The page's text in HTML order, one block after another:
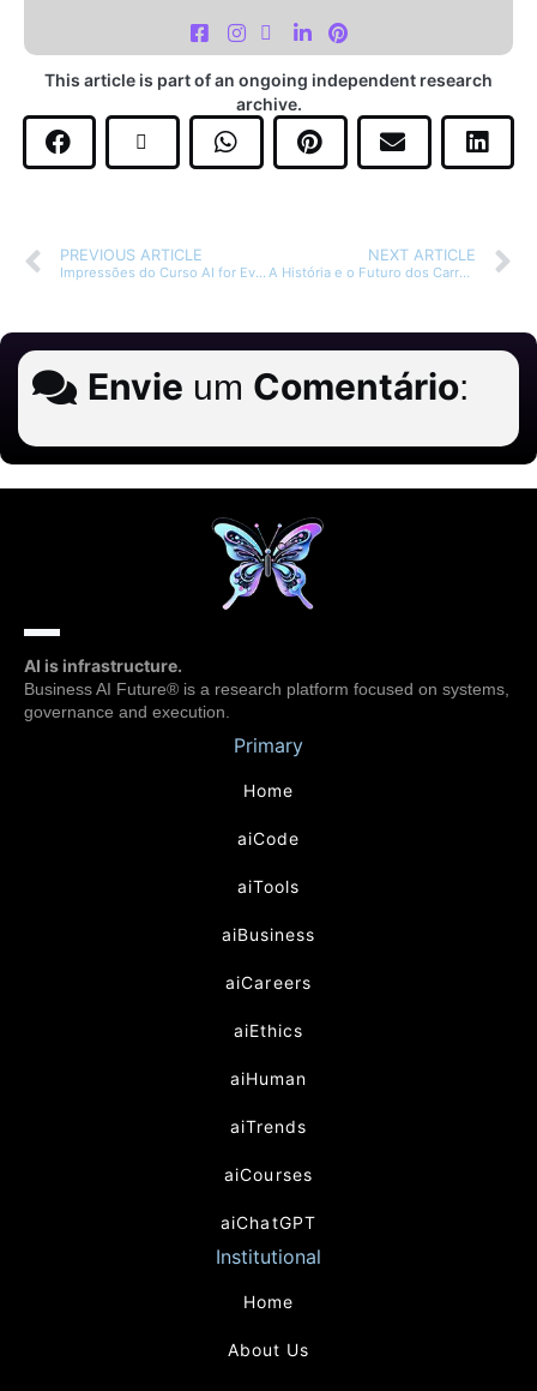
This article is part of an ongoing independent research
archive.
PREVIOUS ARTICLE
Impressões do Curso AI for Everyone
NEXT ARTICLE
A História e o Futuro dos Carros Autônomos
Envie um Comentário:
AI is infrastructure.
Business AI Future® is a research platform focused on systems,
governance and execution.
Primary
Home
aiCode
aiTools
aiBusiness
aiCareers
aiEthics
aiHuman
aiTrends
aiCourses
aiChatGPT
Institutional
Home
About Us